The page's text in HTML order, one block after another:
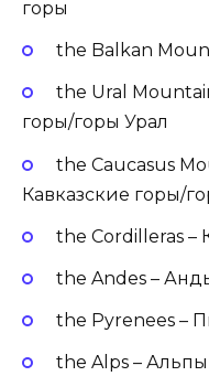
горы
the Balkan
the Ural
горы/горы Урал
the Caucasus
Кавказские горы/
the Cordilleras –
the Andes –
the Pyrenees –
the Alps – Альпы